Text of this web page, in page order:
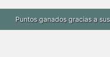
Puntos ganados gracias a